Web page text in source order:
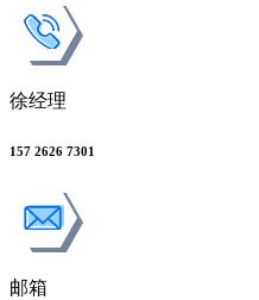
徐经理
157 2626 7301
邮箱